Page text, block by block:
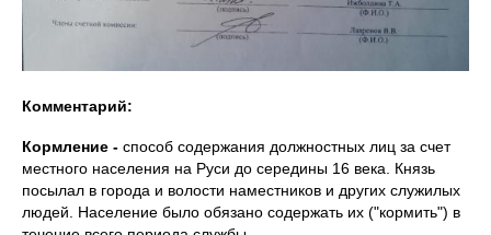
Комментарий:
Кормление - способ содержания должностных лиц за счет
местного населения на Руси до середины 16 века. Князь
посылал в города и волости наместников и других служилых
людей. Население было обязано содержать их ("кормить") в